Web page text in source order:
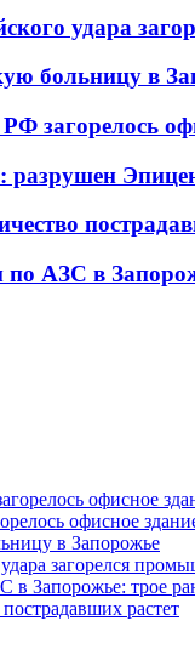
удара
больницу в
загорелось
разрушен
по АЗС в
офисное
в Запорожье
загорелся
в Запорожье: трое
растет